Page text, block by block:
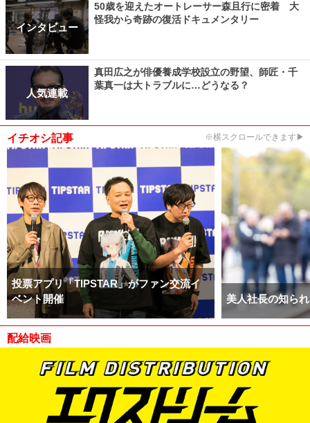
インタビュー
50歳を迎えたオートレーサー森且行に密着 大
怪我から奇跡の復活ドキュメンタリー
人気連載
真田広之が俳優養成学校設立の野望、師匠・千
葉真一は大トラブルに…どうなる？
イチオシ記事 ※横スクロールできます▶
投票アプリ「TIPSTAR」がファン交流イ
ベント開催
美人社長の知ら
配給映画